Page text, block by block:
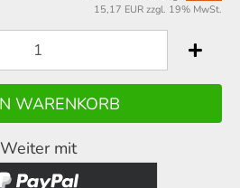
15,17 EUR zzgl. 19% MwSt.
Weiter mit